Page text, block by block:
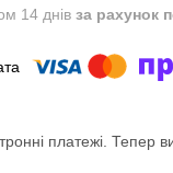
14 днів за рахунок
платежі. Тепер